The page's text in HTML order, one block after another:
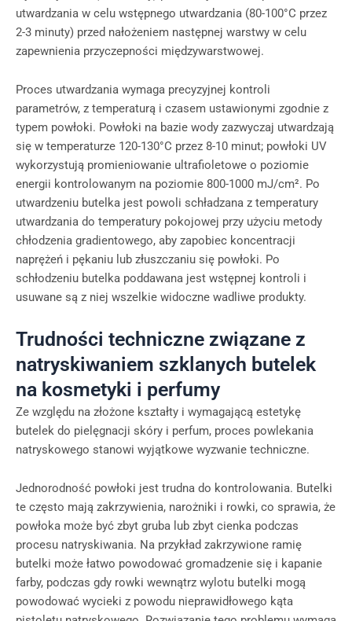
utwardzania w celu wstępnego utwardzania (80-100°C przez
2-3 minuty) przed nałożeniem następnej warstwy w celu
zapewnienia przyczepności międzywarstwowej.
Proces utwardzania wymaga precyzyjnej kontroli
parametrów, z temperaturą i czasem ustawionymi zgodnie z
typem powłoki. Powłoki na bazie wody zazwyczaj utwardzają
się w temperaturze 120-130°C przez 8-10 minut; powłoki UV
wykorzystują promieniowanie ultrafioletowe o poziomie
energii kontrolowanym na poziomie 800-1000 mJ/cm². Po
utwardzeniu butelka jest powoli schładzana z temperatury
utwardzania do temperatury pokojowej przy użyciu metody
chłodzenia gradientowego, aby zapobiec koncentracji
naprężeń i pękaniu lub złuszczaniu się powłoki. Po
schłodzeniu butelka poddawana jest wstępnej kontroli i
usuwane są z niej wszelkie widoczne wadliwe produkty.
Trudności techniczne związane z
natryskiwaniem szklanych butelek
na kosmetyki i perfumy
Ze względu na złożone kształty i wymagającą estetykę
butelek do pielęgnacji skóry i perfum, proces powlekania
natryskowego stanowi wyjątkowe wyzwanie techniczne.
Jednorodność powłoki jest trudna do kontrolowania. Butelki
te często mają zakrzywienia, narożniki i rowki, co sprawia, że
powłoka może być zbyt gruba lub zbyt cienka podczas
procesu natryskiwania. Na przykład zakrzywione ramię
butelki może łatwo powodować gromadzenie się i kapanie
farby, podczas gdy rowki wewnątrz wylotu butelki mogą
powodować wycieki z powodu nieprawidłowego kąta